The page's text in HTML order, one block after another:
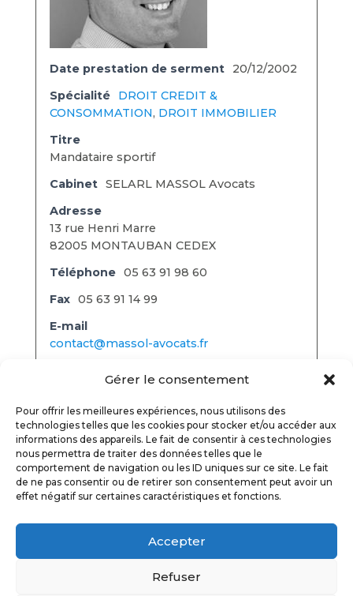
Gérer le consentement
Pour offrir les meilleures expériences, nous utilisons des
technologies telles que les cookies pour stocker et/ou accéder aux
informations des appareils. Le fait de consentir à ces technologies
nous permettra de traiter des données telles que le
comportement de navigation ou les ID uniques sur ce site. Le fait
de ne pas consentir ou de retirer son consentement peut avoir un
effet négatif sur certaines caractéristiques et fonctions.
Accepter
Refuser
Date prestation de serment
20/12/2002
Spécialité
DROIT CREDIT &
CONSOMMATION, DROIT IMMOBILIER
Titre
Mandataire sportif
Cabinet SELARL MASSOL Avocats
Adresse
13 rue Henri Marre
82005 MONTAUBAN CEDEX
Téléphone 05 63 91 98 60
Fax 05 63 91 14 99
E-mail
contact@massol-avocats.fr
facebook.com/massol.avocats.montauban
ORDRE DES AVOCATS TARN & GARONNE
POLITIQUE DE CONFIDENTIALITÉ